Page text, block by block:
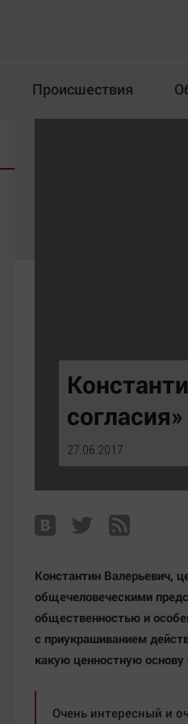
Происшествия
согласия»
27.06.2017
Константин Валерьевич,
общечеловеческими
общественностью и
с приукрашиванием
какую ценностную
Очень интересный и